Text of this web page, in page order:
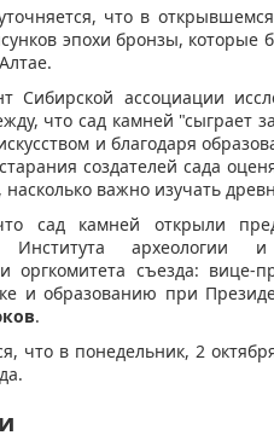
что в
эпохи бронзы,
Сибирской ассоциации
что сад камней "сыграет
и благодаря
создателей сада
насколько важно изучать
сад камней открыли
Института
оргкомитета съезда:
и образованию при
.
что в понедельник, 2